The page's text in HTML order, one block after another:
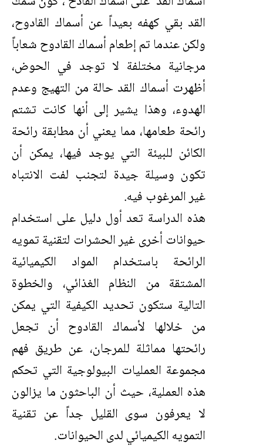
القد بقي كهفه بعيداً عن أسماك القادوح،
ولكن عندما تم إطعام أسماك القادوح شعاباً
مرجانية مختلفة لا توجد في الحوض،
أظهرت أسماك القد حالة من التهيج وعدم
الهدوء، وهذا يشير إلى أنها كانت تشتم
رائحة طعامها، مما يعني أن مطابقة رائحة
الكائن للبيئة التي يوجد فيها، يمكن أن
تكون وسيلة جيدة لتجنب لفت الانتباه
غير المرغوب فيه.
هذه الدراسة تعد أول دليل على استخدام
حيوانات أخرى غير الحشرات لتقنية تمويه
الرائحة باستخدام المواد الكيميائية
المشتقة من النظام الغذائي، والخطوة
التالية ستكون تحديد الكيفية التي يمكن
من خلالها لأسماك القادوح أن تجعل
رائحتها مماثلة للمرجان، عن طريق فهم
مجموعة العمليات البيولوجية التي تحكم
هذه العملية، حيث أن الباحثون ما يزالون
لا يعرفون سوى القليل جداً عن تقنية
التمويه الكيميائي لدى الحيوانات.